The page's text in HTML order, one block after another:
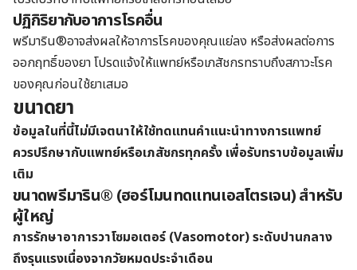
ปฏิกิริยากับอาการโรคอื่น
พรีมาริน®อาจส่งผลให้อาการโรคของคุณแย่ลง หรือส่งผลต่อการ
ออกฤทธิ์ของยา โปรดแจ้งให้แพทย์หรือเภสัชกรทราบถึงสภาวะโรค
ของคุณก่อนใช้ยาเสมอ
ขนาดยา
ข้อมูลในที่นี้ไม่มีเจตนาให้ใช้ทดแทนคำแนะนำทางการแพทย์
ควรปรึกษากับแพทย์หรือเภสัชกรทุกครั้ง เพื่อรับทราบข้อมูลเพิ่ม
เติม
ขนาดพรีมาริน® (ฮอร์โมนทดแทนเอสโตรเจน) สำหรับ
ผู้ใหญ่
การรักษาอาการวาโซมอเตอร์ (Vasomotor) ระดับปานกลาง
ถึงรุนแรงเนื่องจากวัยหมดประจำเดือน